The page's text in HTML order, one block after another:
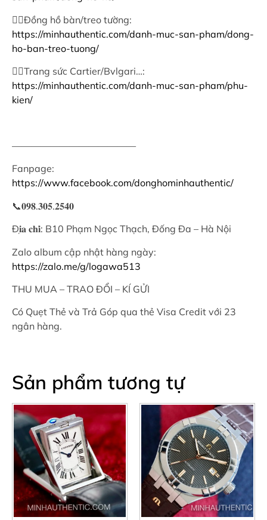
👉🏻Đồng hồ bàn/treo tường:
https://minhauthentic.com/danh-muc-san-pham/dong-
ho-ban-treo-tuong/
👉🏻Trang sức Cartier/Bvlgari…:
https://minhauthentic.com/danh-muc-san-pham/phu-
kien/
—————————————
Fanpage:
https://www.facebook.com/donghominhauthentic/
📞𝟎𝟗𝟖.𝟑𝟎𝟓.𝟐𝟓𝟒𝟎
Đ𝐢̣𝐚 𝐜𝐡𝐢̉: B10 Phạm Ngọc Thạch, Đống Đa – Hà Nội
Zalo album cập nhật hàng ngày:
https://zalo.me/g/logawa513
THU MUA – TRAO ĐỔI – KÍ GỬI
Có Quẹt Thẻ và Trả Góp qua thẻ Visa Credit với 23
ngân hàng.
Sản phẩm tương tự